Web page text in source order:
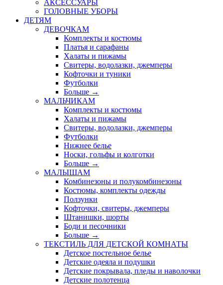
АКСЕССУАРЫ
ГОЛОВНЫЕ УБОРЫ
ДЕТЯМ
ДЕВОЧКАМ
Комплекты и костюмы
Платья и сарафаны
Халаты и пижамы
Свитеры, водолазки, джемперы
Кофточки и туники
Футболки
Больше →
МАЛЬЧИКАМ
Комплекты и костюмы
Халаты и пижамы
Свитеры, водолазки, джемперы
Футболки
Нижнее белье
Носки, гольфы и колготки
Больше →
МАЛЫШАМ
Комбинезоны и полукомбинезоны
Костюмы, комплекты одежды
Ползунки
Кофточки, свитеры, джемперы
Штанишки, шорты
Боди и песочники
Больше →
ТЕКСТИЛЬ ДЛЯ ДЕТСКОЙ КОМНАТЫ
Детское постельное белье
Детские одеяла и подушки
Детские покрывала, пледы и наволочки
Детские полотенца